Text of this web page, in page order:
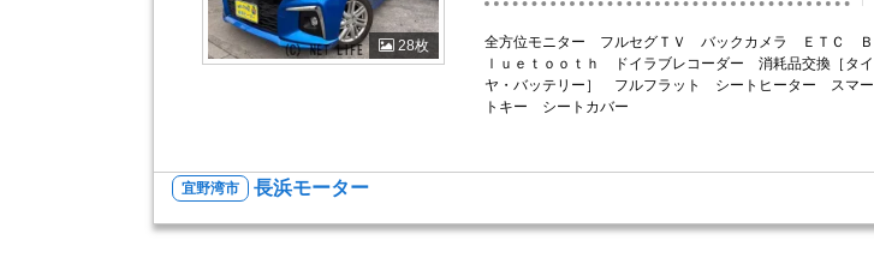
28枚
全方位モニター フルセグＴＶ バックカメラ ＥＴＣ Ｂ
ｌｕｅｔｏｏｔｈ ドイラブレコーダー 消耗品交換［タイ
ヤ・バッテリー］ フルフラット シートヒーター スマー
トキー シートカバー
宜野湾市 長浜モーター